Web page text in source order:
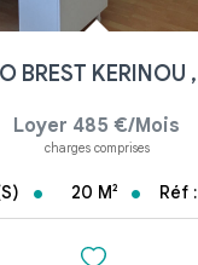
BREST KERINOU ,
Loyer 485 €/mois
charges comprises
20 M² Réf :